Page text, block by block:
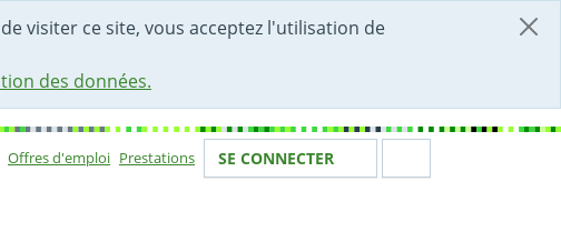
visiter ce site, vous acceptez l'utilisation de
des données.
Offres d'emploi Prestations Votre identité
SE CONNECTER